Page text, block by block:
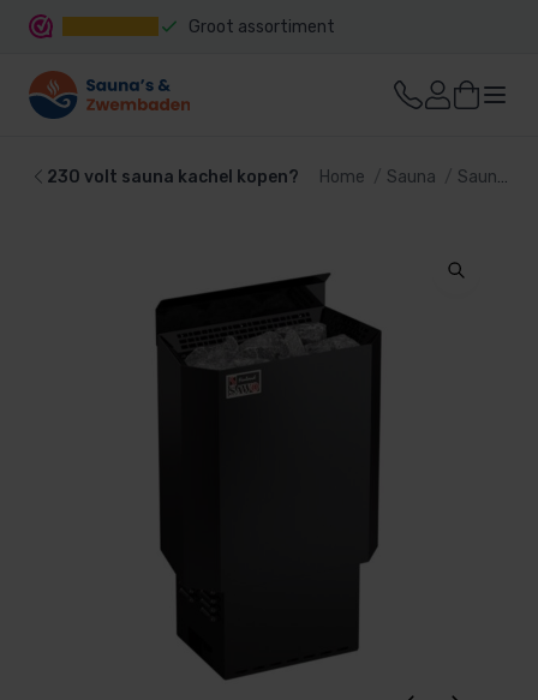
Groot assortiment
230 volt sauna kachel kopen? Home Sauna Sauna kachel